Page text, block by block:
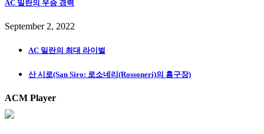
AC 밀란의 우승 경력
September 2, 2022
AC 밀란의 최대 라이벌
산 시로(San Siro: 로소네리(Rossoneri)의 홈구장)
ACM Player